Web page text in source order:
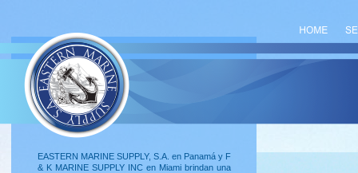
EASTERN MARINE SUPPLY, S.A. en Panamá y F
& K MARINE SUPPLY INC en Miami brindan una